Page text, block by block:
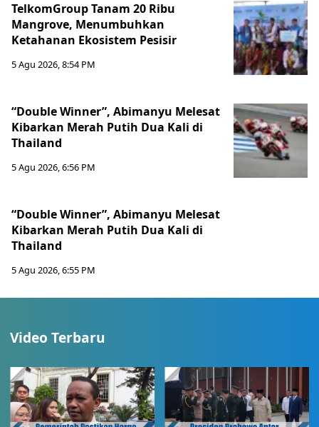
TelkomGroup Tanam 20 Ribu
Mangrove, Menumbuhkan
Ketahanan Ekosistem Pesisir
5 Agu 2026, 8:54 PM
“Double Winner”, Abimanyu Melesat
Kibarkan Merah Putih Dua Kali di
Thailand
5 Agu 2026, 6:56 PM
“Double Winner”, Abimanyu Melesat
Kibarkan Merah Putih Dua Kali di
Thailand
5 Agu 2026, 6:55 PM
Video Terbaru